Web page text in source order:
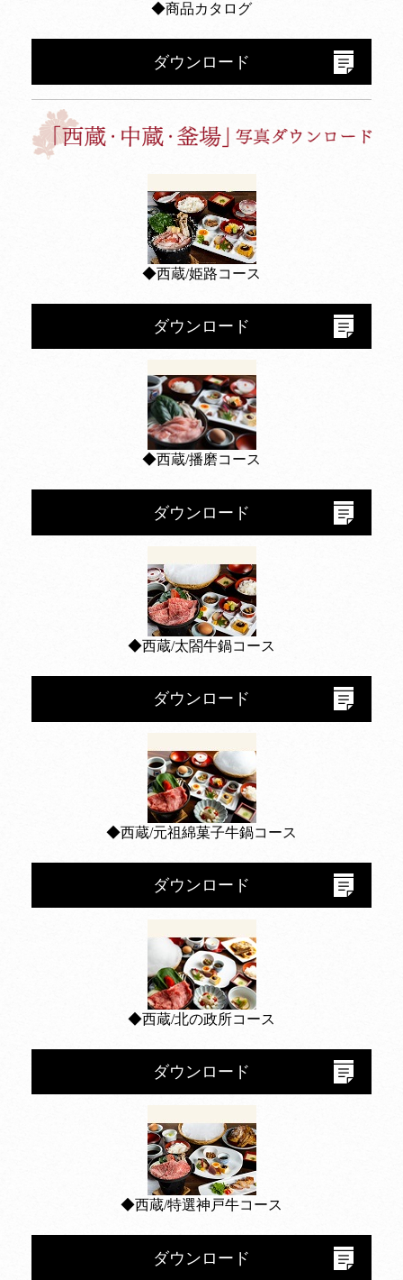
◆商品カタログ
ダウンロード
◆西蔵/姫路コース
ダウンロード
◆西蔵/播磨コース
ダウンロード
◆西蔵/太閤牛鍋コース
ダウンロード
◆西蔵/元祖綿菓子牛鍋コース
ダウンロード
◆西蔵/北の政所コース
ダウンロード
◆西蔵/特選神戸牛コース
ダウンロード